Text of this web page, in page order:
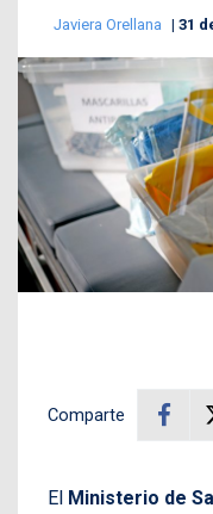
Javiera Orellana 31
Comparte
El Ministerio de